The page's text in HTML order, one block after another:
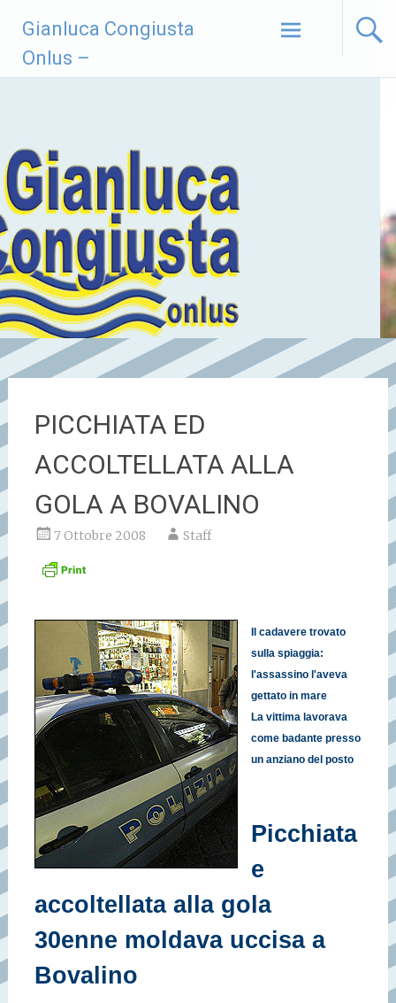
contenuto
Gianluca Congiusta
Onlus –
PICCHIATA ED
ACCOLTELLATA ALLA
GOLA A BOVALINO
7 Ottobre 2008 Staff
Il cadavere trovato
sulla spiaggia:
l'assassino l'aveva
gettato in mare
La vittima lavorava
come badante presso
un anziano del posto
Picchiata
e
accoltellata alla gola
30enne moldava uccisa a
Bovalino